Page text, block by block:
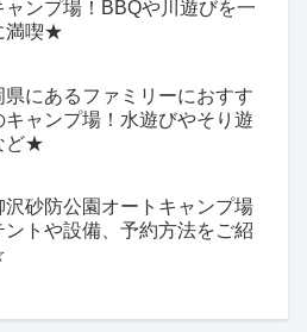
ャンプ場！BBQや川遊びを一
満喫★
県にあるファミリーにおすす
キャンプ場！水遊びやそり遊
ど★
沢砂防公園オートキャンプ場
ントや設備、予約方法をご紹